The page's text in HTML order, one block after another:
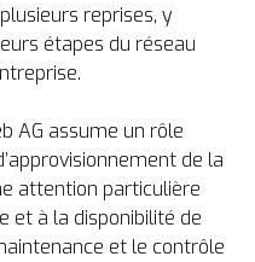
reprises, y
étapes du réseau
AG assume un rôle
de la
attention particulière
et à la disponibilité de
et le contrôle